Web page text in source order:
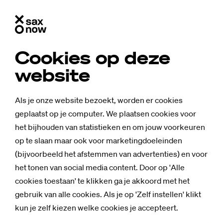
Cookies op deze
website
Als je onze website bezoekt, worden er cookies
geplaatst op je computer. We plaatsen cookies voor
het bijhouden van statistieken en om jouw voorkeuren
op te slaan maar ook voor marketingdoeleinden
(bijvoorbeeld het afstemmen van advertenties) en voor
het tonen van social media content. Door op 'Alle
cookies toestaan' te klikken ga je akkoord met het
gebruik van alle cookies. Als je op 'Zelf instellen' klikt
kun je zelf kiezen welke cookies je accepteert.
Achtergrond
Ver­trek­kend be­
stuur­der Timo
Kos naar Lei­den